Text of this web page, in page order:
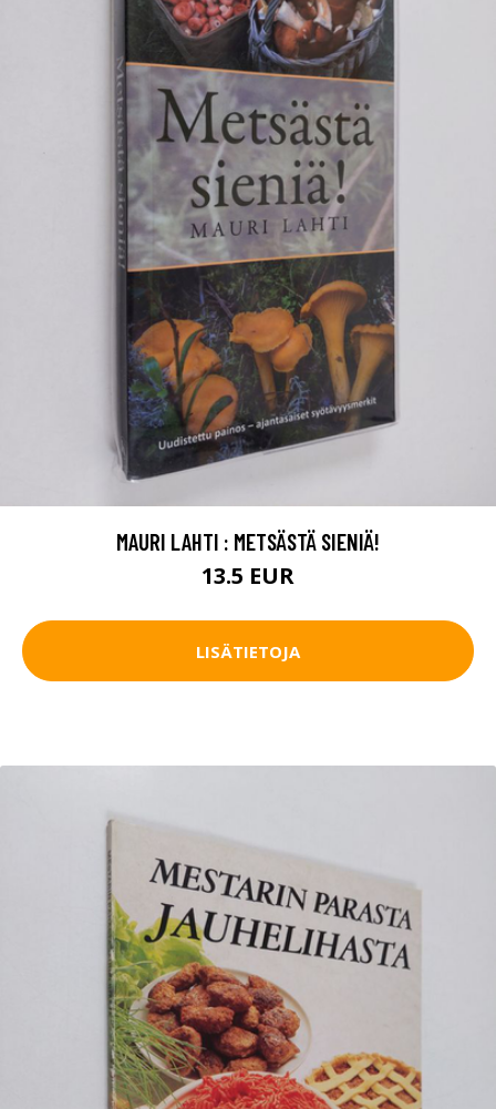
MAURI LAHTI : METSÄSTÄ SIENIÄ!
13.5 EUR
LISÄTIETOJA